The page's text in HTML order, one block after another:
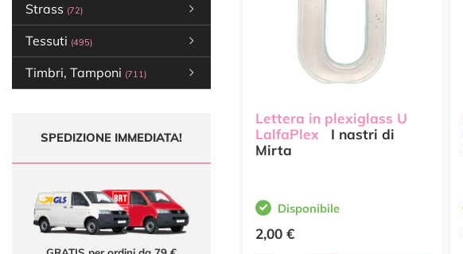
Strass (72)
Tessuti (495)
Timbri, Tamponi (711)
SPEDIZIONE IMMEDIATA!
Lettera in plexiglass U
LalfaPlex
I nastri di
Mirta
Disponibile
2,00 €